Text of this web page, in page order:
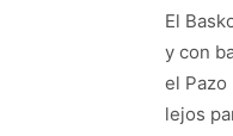
El
y con
el Pazo
lejos